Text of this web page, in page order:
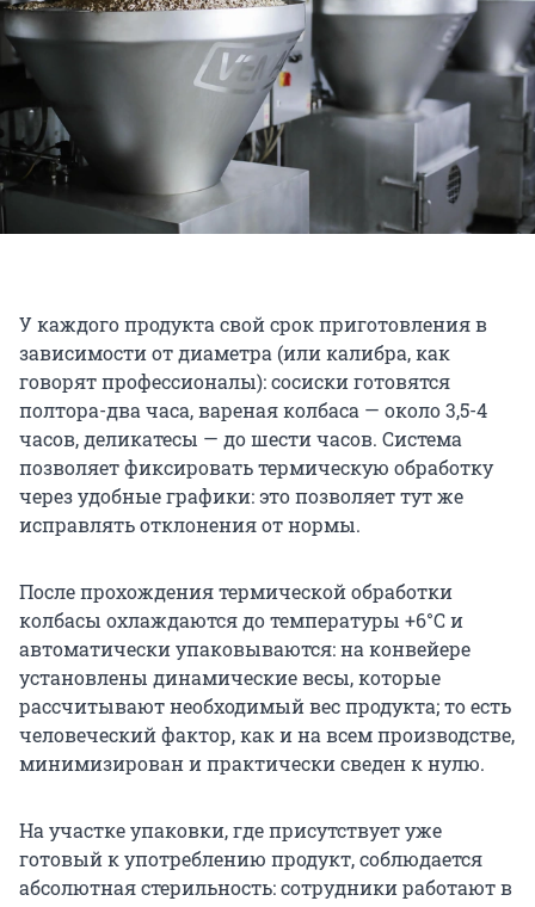
У каждого продукта свой срок приготовления в
зависимости от диаметра (или калибра, как
говорят профессионалы): сосиски готовятся
полтора-два часа, вареная колбаса — около 3,5-4
часов, деликатесы — до шести часов. Система
позволяет фиксировать термическую обработку
через удобные графики: это позволяет тут же
исправлять отклонения от нормы.
После прохождения термической обработки
колбасы охлаждаются до температуры +6°С и
автоматически упаковываются: на конвейере
установлены динамические весы, которые
рассчитывают необходимый вес продукта; то есть
человеческий фактор, как и на всем производстве,
минимизирован и практически сведен к нулю.
На участке упаковки, где присутствует уже
готовый к употреблению продукт, соблюдается
абсолютная стерильность: сотрудники работают в